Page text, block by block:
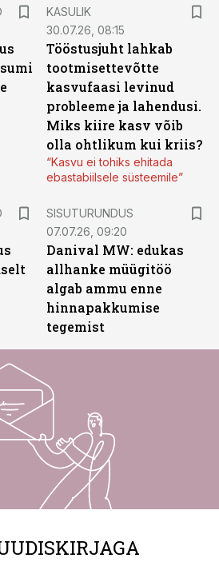
KASULIK
30.07.26, 08:15
Tööstusjuht lahkab
tootmisettevõtte
kasvufaasi levinud
probleeme ja lahendusi.
Miks kiire kasv võib
olla ohtlikum kui kriis?
“Kasvu ei tohiks ehitada
ebastabiilsele süsteemile”
SISUTURUNDUS
07.07.26, 09:20
Danival MW: edukas
allhanke müügitöö
algab ammu enne
hinnapakkumise
tegemist